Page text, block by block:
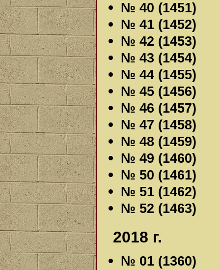
№ 40 (1451)
№ 41 (1452)
№ 42 (1453)
№ 43 (1454)
№ 44 (1455)
№ 45 (1456)
№ 46 (1457)
№ 47 (1458)
№ 48 (1459)
№ 49 (1460)
№ 50 (1461)
№ 51 (1462)
№ 52 (1463)
2018 г.
№ 01 (1360)